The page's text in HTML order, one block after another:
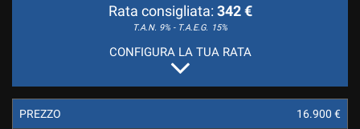
Rata consigliata: 342 €
T.A.N. 9% - T.A.E.G. 15%
CONFIGURA LA TUA RATA
PREZZO 16.900 €
sull'utilità
sul